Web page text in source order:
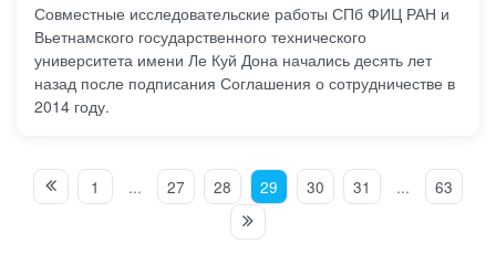
Совместные исследовательские работы СПб ФИЦ РАН и
Вьетнамского государственного технического
университета имени Ле Куй Дона начались десять лет
назад после подписания Соглашения о сотрудничестве в
2014 году.
1 ... 27 28 29 30 31 ... 63